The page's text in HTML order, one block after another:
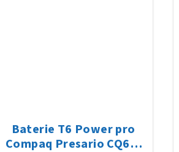
Baterie T6 Power pro
Compaq Presario CQ62-